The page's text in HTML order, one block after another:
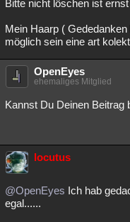
Bitte nicht löschen ist
Mein Haarp (
möglich sein eine art
OpenEyes
ehemaliges Mitglied
Kannst Du Deinen Beitrag
locutus
@OpenEyes Ich hab
egal......